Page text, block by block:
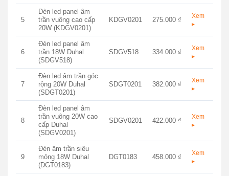
5
Đèn led panel âm
trần vuông cao cấp
20W (KDGV0201)
KDGV0201 275.000 ₫
Xem
▸
6
Đèn led panel âm
trần 18W Duhal
(SDGV518)
SDGV518 334.000 ₫
Xem
▸
7
Đèn led âm trần góc
rộng 20W Duhal
(SDGT0201)
SDGT0201 382.000 ₫
Xem
▸
8
Đèn led panel âm
trần vuông 20W cao
cấp Duhal
(SDGV0201)
SDGV0201 422.000 ₫
Xem
▸
9
Đèn âm trần siêu
mỏng 18W Duhal
(DGT0183)
DGT0183 458.000 ₫
Xem
▸